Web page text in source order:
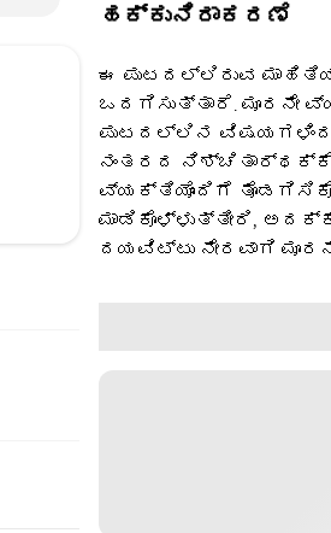
ಹಕ್ಕುನಿರಾಕರಣೆ
ಈ ಪುಟದಲ್ಲಿರುವ
ಒದಗಿಸುತ್ತಾರೆ. ಮೂರನೇ
ಪುಟದಲ್ಲಿನ ವಿಷಯಗಳಿಂದ
ನಂತರದ ನಿಶ್ಚಿತಾರ್ಥಕ್ಕೆ
ವ್ಯಕ್ತಿಯೊಂದಿಗೆ
ಮಾಡಿಕೊಳ್ಳುತ್ತೀರಿ,
ದಯವಿಟ್ಟು ನೇರವಾಗಿ